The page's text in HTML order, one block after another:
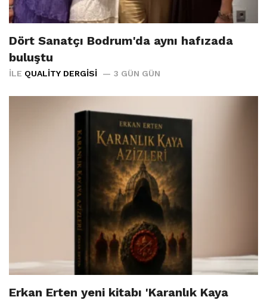
Dört Sanatçı Bodrum'da aynı hafızada
buluştu
İLE QUALITY DERGISI 3 GÜN GÜN
Erkan Erten yeni kitabı 'Karanlık Kaya